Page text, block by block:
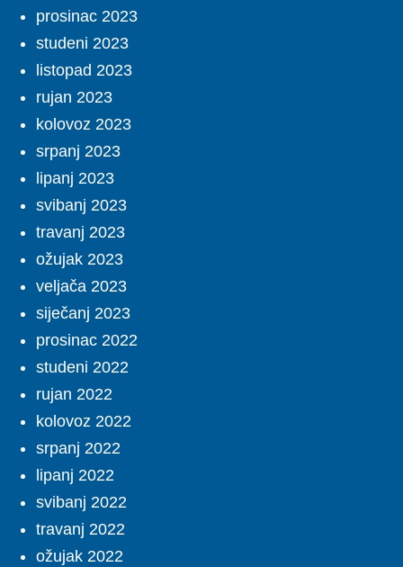
prosinac 2023
studeni 2023
listopad 2023
rujan 2023
kolovoz 2023
srpanj 2023
lipanj 2023
svibanj 2023
travanj 2023
ožujak 2023
veljača 2023
siječanj 2023
prosinac 2022
studeni 2022
rujan 2022
kolovoz 2022
srpanj 2022
lipanj 2022
svibanj 2022
travanj 2022
ožujak 2022